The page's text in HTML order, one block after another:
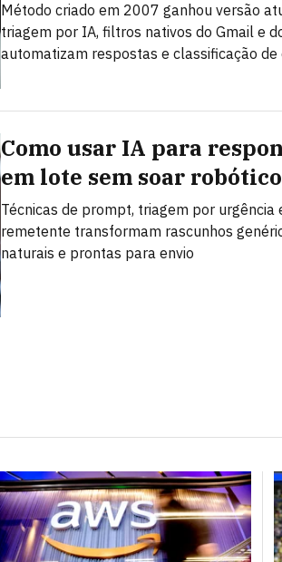
Método criado em 2007 ganhou versão
triagem por IA, filtros nativos do Gmail e
automatizam respostas e classificação de
Como usar IA para
em lote sem soar robótico
Técnicas de prompt, triagem por
remetente transformam rascunhos
naturais e prontas para envio